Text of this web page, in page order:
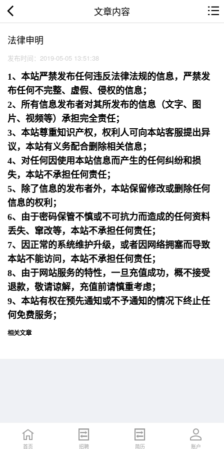
文章内容
法律申明
发布时间：2019-05-05 13:51:38
1、本站严禁发布任何违反法律法规的信息，严禁发
布任何不完整、虚假、侵权的信息；
2、所有信息发布者对其所发布的信息（文字、图
片、视频等）承担完全责任；
3、本站尊重知识产权，权利人可向本站客服提出异
议，本站有义务配合删除相关信息；
4、对任何因使用本站信息而产生的任何纠纷和损
失，本站不承担任何责任；
5、除了信息的发布者外，本站保留修改或删除任何
信息的权利；
6、由于密码保管不慎或不可抗力而造成的任何资料
丢失、窜改等，本站不承担任何责任；
7、因正常的系统维护升级，或者因网络拥塞而导致
本站不能访问，本站不承担任何责任；
8、由于网站服务的特性，一旦充值成功，概不接受
退款，敬请谅解，充值前请慎重考虑；
9、本站有权在预先通知或不予通知的情况下终止任
何免费服务；
相关文章
首页 招聘 简历 账户
首页 招聘 简历 账户